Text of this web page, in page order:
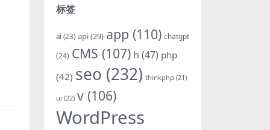
标签
ai (23) api(29) app (110) chatgpt
(24) CMS (107) h (47) php
(42) seo (232) thinkphp (21)
ui (22) v (106)
WordPress